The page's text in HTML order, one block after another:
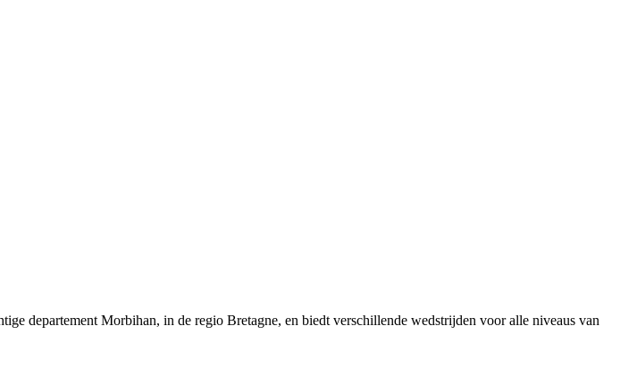
departement Morbihan, in de regio Bretagne, en biedt verschillende wedstrijden voor alle niveaus van